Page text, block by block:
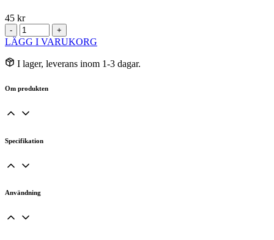
45 kr
-
Sonnentor
Psylliumfröskal
50g
mängd
+
LÄGG I VARUKORG
I lager, leverans inom 1-3 dagar.
Om produkten
Specifikation
Användning